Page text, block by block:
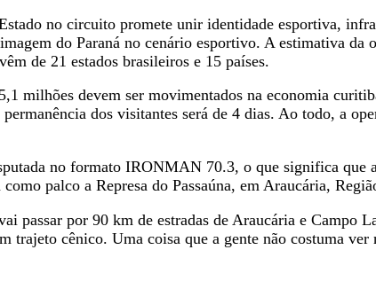
no circuito promete unir identidade esportiva,
do Paraná no cenário esportivo. A estimativa da
de 21 estados brasileiros e 15 países.
milhões devem ser movimentados na economia
dos visitantes será de 4 dias. Ao todo, a
no formato IRONMAN 70.3, o que significa que
palco a Represa do Passaúna, em Araucária,
passar por 90 km de estradas de Araucária e Campo
cênico. Uma coisa que a gente não costuma